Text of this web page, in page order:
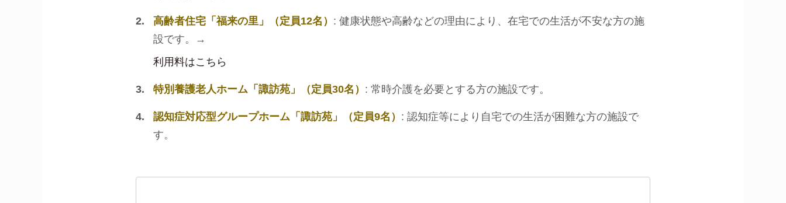
高齢者住宅「福来の里」（定員12名） : 健康状態や高齢などの理由により、在宅での生活が不安な方の施
設です。→
利用料はこちら
特別養護老人ホーム「諏訪苑」（定員30名） : 常時介護を必要とする方の施設です。
認知症対応型グループホーム「諏訪苑」（定員9名） : 認知症等により自宅での生活が困難な方の施設で
す。